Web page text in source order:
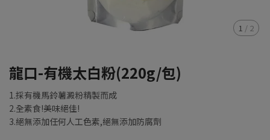
1 / 2
龍口-有機太白粉(220g/包)
1.採有機馬鈴薯澱粉精製而成
2.全素食!美味絕佳!
3.絕無添加任何人工色素,絕無添加防腐劑